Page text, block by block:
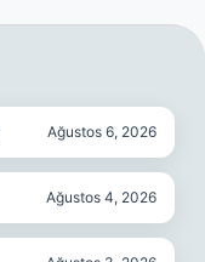
Ağustos 6, 2026
Ağustos 4, 2026